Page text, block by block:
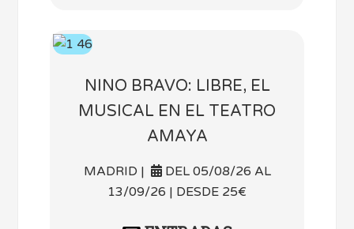
NINO BRAVO: LIBRE, EL
MUSICAL EN EL TEATRO
AMAYA
MADRID |
DEL 05/08/26 AL
13/09/26 | DESDE 25€